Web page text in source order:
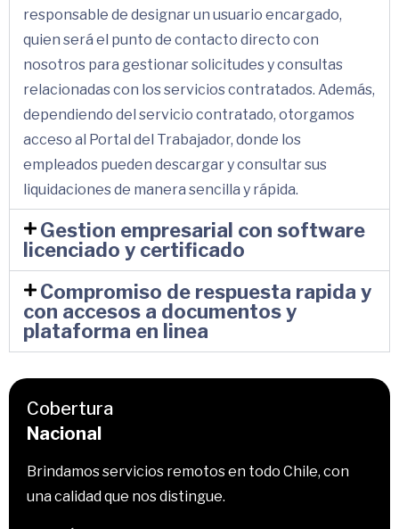
responsable de designar un usuario encargado,
quien será el punto de contacto directo con
nosotros para gestionar solicitudes y consultas
relacionadas con los servicios contratados. Además,
dependiendo del servicio contratado, otorgamos
acceso al Portal del Trabajador, donde los
empleados pueden descargar y consultar sus
liquidaciones de manera sencilla y rápida.
Gestion empresarial con software
licenciado y certificado
Compromiso de respuesta rapida y
con accesos a documentos y
plataforma en linea
Cobertura
Nacional
Brindamos servicios remotos en todo Chile, con
una calidad que nos distingue.